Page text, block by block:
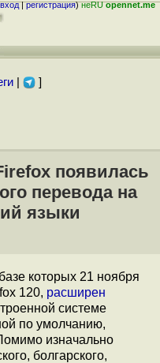
вход|регистрация)неRUopennet.me
| ]
появилась
перевода на
языки
которых 21 ноября
120, расширен
системе
по умолчанию,
изначально
болгарского,